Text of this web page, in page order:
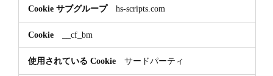
hs-scripts.com
__cf_bm
サードパーティ